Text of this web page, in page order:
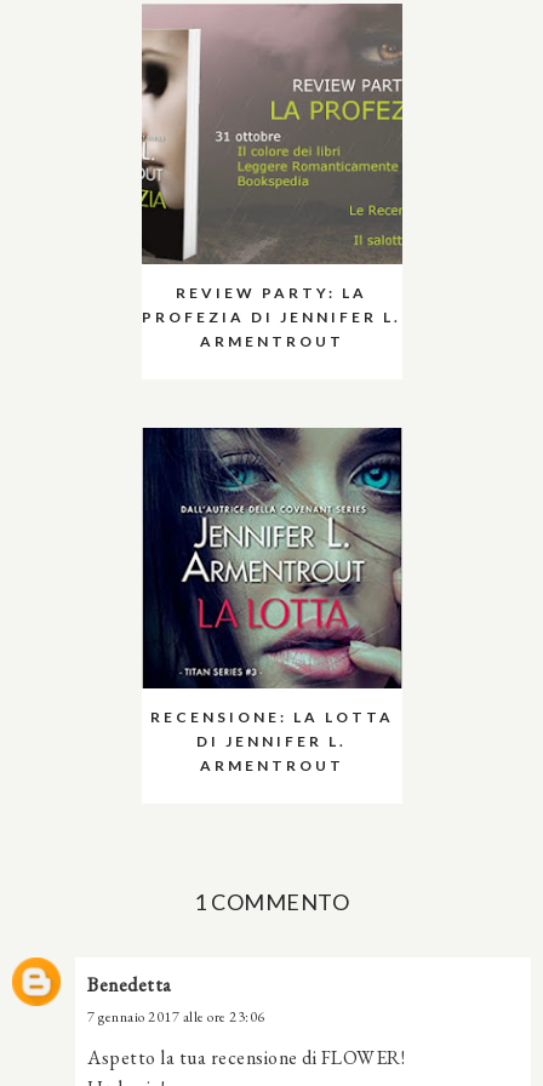
REVIEW PARTY: LA
PROFEZIA DI JENNIFER L.
ARMENTROUT
RECENSIONE: LA LOTTA
DI JENNIFER L.
ARMENTROUT
1 COMMENTO
Benedetta
7 gennaio 2017 alle ore 23:06
Aspetto la tua recensione di FLOWER!